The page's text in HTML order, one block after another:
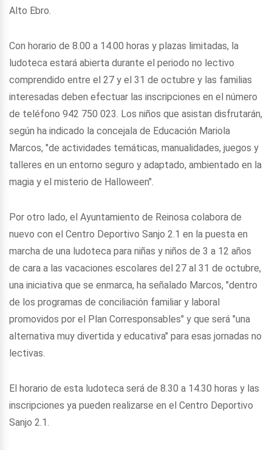
Alto Ebro.
Con horario de 8.00 a 14.00 horas y plazas limitadas, la
ludoteca estará abierta durante el periodo no lectivo
comprendido entre el 27 y el 31 de octubre y las familias
interesadas deben efectuar las inscripciones en el número
de teléfono 942 750 023. Los niños que asistan disfrutarán,
según ha indicado la concejala de Educación Mariola
Marcos, "de actividades temáticas, manualidades, juegos y
talleres en un entorno seguro y adaptado, ambientado en la
magia y el misterio de Halloween".
Por otro lado, el Ayuntamiento de Reinosa colabora de
nuevo con el Centro Deportivo Sanjo 2.1 en la puesta en
marcha de una ludoteca para niñas y niños de 3 a 12 años
de cara a las vacaciones escolares del 27 al 31 de octubre,
una iniciativa que se enmarca, ha señalado Marcos, "dentro
de los programas de conciliación familiar y laboral
promovidos por el Plan Corresponsables" y que será "una
alternativa muy divertida y educativa" para esas jornadas no
lectivas.
El horario de esta ludoteca será de 8.30 a 14.30 horas y las
inscripciones ya pueden realizarse en el Centro Deportivo
Sanjo 2.1.